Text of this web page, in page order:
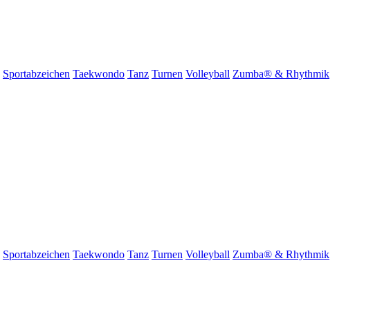
Sportabzeichen Taekwondo Tanz Turnen Volleyball Zumba® & Rhythmik
Sportabzeichen Taekwondo Tanz Turnen Volleyball Zumba® & Rhythmik